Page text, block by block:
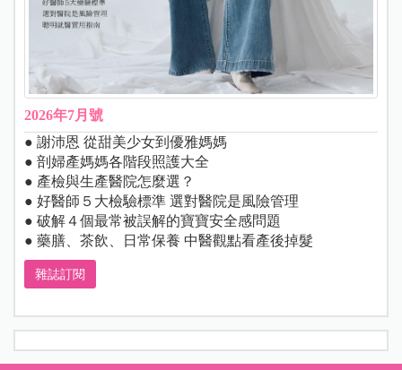
2026年7月號
● 謝沛恩 從甜美少女到優雅媽媽
● 剖婦產媽媽各階段照護大全
● 產檢與生產醫院怎麼選？
● 好醫師５大檢驗標準 選對醫院是風險管理
● 破解４個最常被誤解的寶寶安全感問題
● 藥膳、茶飲、日常保養 中醫觀點看產後掉髮
雜誌訂閱